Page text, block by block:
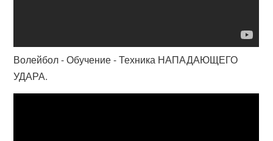
Волейбол - Обучение - Техника НАПАДАЮЩЕГО
УДАРА.